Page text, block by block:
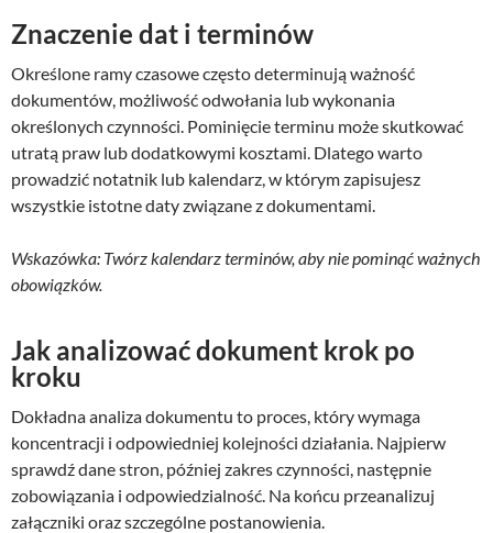
Znaczenie dat i terminów
Określone ramy czasowe często determinują ważność
dokumentów, możliwość odwołania lub wykonania
określonych czynności. Pominięcie terminu może skutkować
utratą praw lub dodatkowymi kosztami. Dlatego warto
prowadzić notatnik lub kalendarz, w którym zapisujesz
wszystkie istotne daty związane z dokumentami.
Wskazówka: Twórz kalendarz terminów, aby nie pominąć ważnych
obowiązków.
Jak analizować dokument krok po
kroku
Dokładna analiza dokumentu to proces, który wymaga
koncentracji i odpowiedniej kolejności działania. Najpierw
sprawdź dane stron, później zakres czynności, następnie
zobowiązania i odpowiedzialność. Na końcu przeanalizuj
załączniki oraz szczególne postanowienia.